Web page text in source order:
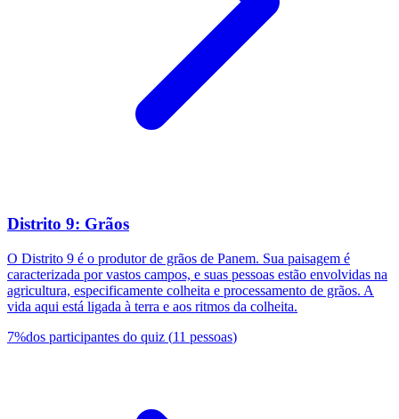
Distrito 9: Grãos
O Distrito 9 é o produtor de grãos de Panem. Sua paisagem é
caracterizada por vastos campos, e suas pessoas estão envolvidas na
agricultura, especificamente colheita e processamento de grãos. A
vida aqui está ligada à terra e aos ritmos da colheita.
7%dos participantes do quiz (11 pessoas)